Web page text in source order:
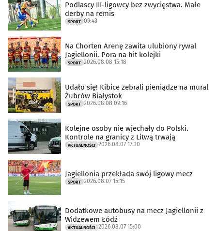
Podlascy III-ligowcy bez zwycięstwa. Małe
derby na remis
SPORT 09:43
Na Chorten Arenę zawita ulubiony rywal
Jagiellonii. Pora na hit kolejki
SPORT 2026.08.08 15:18
Udało się! Kibice zebrali pieniądze na mural
Żubrów Białystok
SPORT 2026.08.08 09:16
Kolejne osoby nie wjechały do Polski.
Kontrole na granicy z Litwą trwają
AKTUALNOŚCI 2026.08.07 17:30
Jagiellonia przekłada swój ligowy mecz
SPORT 2026.08.07 15:15
Dodatkowe autobusy na mecz Jagiellonii z
Widzewem Łódź
AKTUALNOŚCI 2026.08.07 15:00